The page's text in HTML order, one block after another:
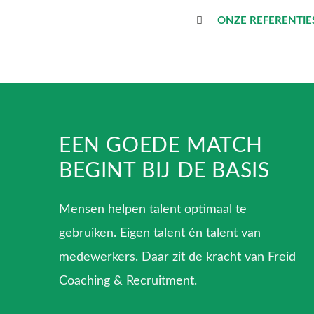
ONZE
EEN GOEDE MATCH
BEGINT BIJ DE BASIS
Mensen helpen talent optimaal te
gebruiken. Eigen talent én talent van
medewerkers. Daar zit de kracht van Freid
Coaching & Recruitment.